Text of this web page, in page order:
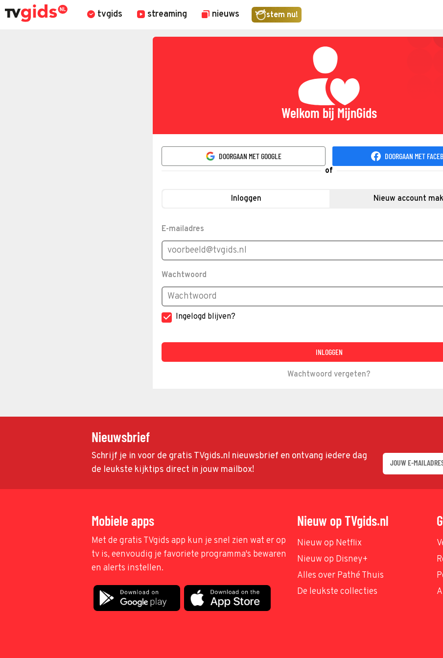
tvgids streaming nieuws stem nu!
Welkom bij MijnGids
DOORGAAN MET GOOGLE DOORGAAN MET
of
Inloggen Nieuw account
E-mailadres
Wachtwoord
Ingelogd blijven?
INLOGGEN
Wachtwoord vergeten?
Nieuwsbrief
Schrijf je in voor de gratis TVgids.nl nieuwsbrief en ontvang iedere dag
de leukste kijktips direct in jouw mailbox!
Mobiele apps
Met de gratis TVgids app kun je snel zien wat er op
tv is, eenvoudig je favoriete programma's bewaren
en alerts instellen.
Nieuw op TVgids.nl
Nieuw op Netflix
Nieuw op Disney+
Alles over Pathé Thuis
De leukste collecties